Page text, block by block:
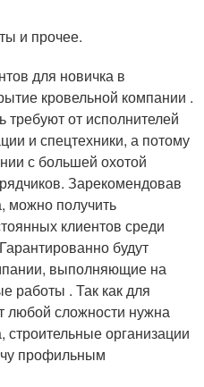
и прочее.
для новичка в
кровельной компании .
от исполнителей
и спецтехники, а потому
с большей охотой
Зарекомендовав
можно получить
клиентов среди
будут
выполняющие на
работы . Так как для
любой сложности нужна
строительные организации
профильным